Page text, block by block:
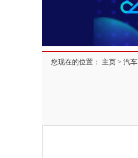
您现在的位置： 主页 > 汽车